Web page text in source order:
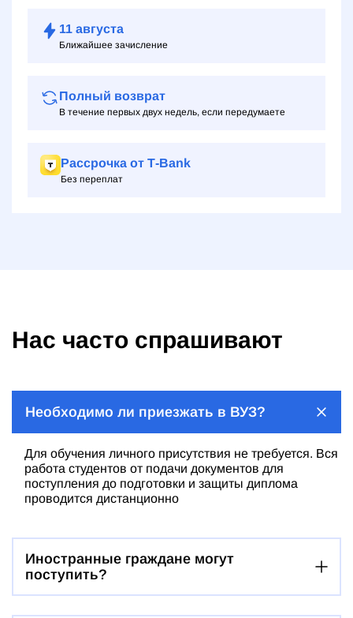
11 августа
Ближайшее зачисление
Полный возврат
В течение первых двух недель, если передумаете
Рассрочка от Т‑Bank
Без переплат
Нас часто спрашивают
Необходимо ли приезжать в ВУЗ?
Для обучения личного присутствия не требуется. Вся
работа студентов от подачи документов для
поступления до подготовки и защиты диплома
проводится дистанционно
Иностранные граждане могут
поступить?